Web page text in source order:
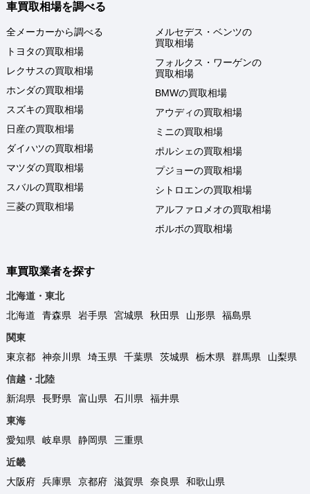
車買取相場を調べる
全メーカーから調べる
トヨタの買取相場
レクサスの買取相場
ホンダの買取相場
スズキの買取相場
日産の買取相場
ダイハツの買取相場
マツダの買取相場
スバルの買取相場
三菱の買取相場
メルセデス・ベンツの
買取相場
フォルクス・ワーゲンの
買取相場
BMWの買取相場
アウディの買取相場
ミニの買取相場
ポルシェの買取相場
プジョーの買取相場
シトロエンの買取相場
アルファロメオの買取相場
ボルボの買取相場
車買取業者を探す
北海道・東北
北海道
青森県 岩手県 宮城県 秋田県 山形県
福島県
関東
東京都
神奈川県 埼玉県 千葉県 茨城県 栃木県 群馬県
山梨県
信越・北陸
新潟県
長野県 富山県 石川県
福井県
東海
愛知県
岐阜県 静岡県
三重県
近畿
大阪府
兵庫県 京都府 滋賀県 奈良県
和歌山県